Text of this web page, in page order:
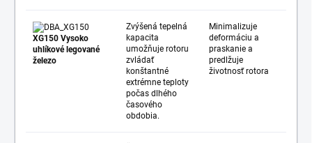
XG150 Vysoko
uhlíkové legované
železo
Zvýšená tepelná
kapacita
umožňuje rotoru
zvládať
konštantné
extrémne teploty
počas dlhého
časového
obdobia.
Minimalizuje
deformáciu a
praskanie a
predlžuje
životnosť rotora